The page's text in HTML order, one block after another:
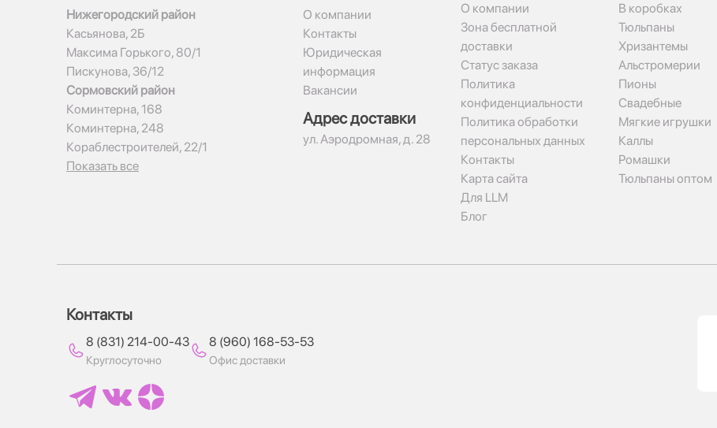
Нижегородский район
Касьянова, 2Б
Максима Горького, 80/1
Пискунова, 36/12
Сормовский район
Коминтерна, 168
Коминтерна, 248
Кораблестроителей, 22/1
Показать все
О компании
Контакты
Юридическая
информация
Вакансии
Адрес доставки
ул. Аэродромная, д. 28
О компании
Зона бесплатной
доставки
Статус заказа
Политика
конфиденциальности
Политика обработки
персональных данных
Контакты
Карта сайта
Для LLM
Блог
В коробках
Тюльпаны
Хризантемы
Альстромерии
Пионы
Свадебные
Мягкие игрушки
Каллы
Ромашки
Тюльпаны оптом
Контакты
8 (831) 214-00-43
Круглосуточно
8 (960) 168-53-53
Офис доставки